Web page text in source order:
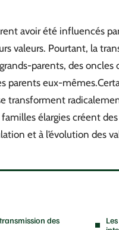
avoir été influencés
valeurs. Pourtant, la
parents, des oncles
parents eux-
transforment
élargies créent
et à l’évolution des
des